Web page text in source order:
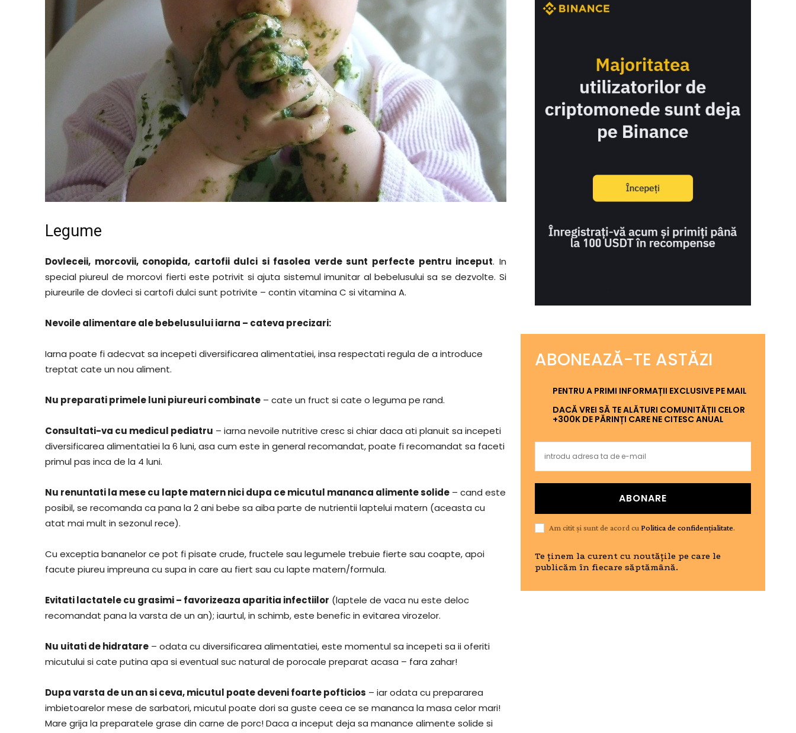
Legume
Dovleceii, morcovii, conopida, cartofii dulci si fasolea verde sunt perfecte pentru inceput. In
special piureul de morcovi fierti este potrivit si ajuta sistemul imunitar al bebelusului sa se dezvolte. Si
piureurile de dovleci si cartofi dulci sunt potrivite – contin vitamina C si vitamina A.
Nevoile alimentare ale bebelusului iarna – cateva precizari:
Iarna poate fi adecvat sa incepeti diversificarea alimentatiei, insa respectati regula de a introduce
treptat cate un nou aliment.
Nu preparati primele luni piureuri combinate – cate un fruct si cate o leguma pe rand.
Consultati-va cu medicul pediatru – iarna nevoile nutritive cresc si chiar daca ati planuit sa incepeti
diversificarea alimentatiei la 6 luni, asa cum este in general recomandat, poate fi recomandat sa faceti
primul pas inca de la 4 luni.
Nu renuntati la mese cu lapte matern nici dupa ce micutul mananca alimente solide – cand este
posibil, se recomanda ca pana la 2 ani bebe sa aiba parte de nutrientii laptelui matern (aceasta cu
atat mai mult in sezonul rece).
Cu exceptia bananelor ce pot fi pisate crude, fructele sau legumele trebuie fierte sau coapte, apoi
facute piureu impreuna cu supa in care au fiert sau cu lapte matern/formula.
Evitati lactatele cu grasimi – favorizeaza aparitia infectiilor (laptele de vaca nu este deloc
recomandat pana la varsta de un an); iaurtul, in schimb, este benefic in evitarea virozelor.
Nu uitati de hidratare – odata cu diversificarea alimentatiei, este momentul sa incepeti sa ii oferiti
micutului si cate putina apa si eventual suc natural de porocale preparat acasa – fara zahar!
Dupa varsta de un an si ceva, micutul poate deveni foarte pofticios – iar odata cu prepararea
imbietoarelor mese de sarbatori, micutul poate dori sa guste ceea ce se mananca la masa celor mari!
Mare grija la preparatele grase din carne de porc! Daca a inceput deja sa manance alimente solide si
ABONEAZĂ-TE ASTĂZI
PENTRU A PRIMI INFORMAȚII EXCLUSIVE PE MAIL
DACĂ VREI SĂ TE ALĂTURI COMUNITĂȚII CELOR
+300K DE PĂRINȚI CARE NE CITESC ANUAL
ABONARE
Am citit și sunt de acord cuPolitica de confidențialitate.
Te ținem la curent cu noutățile pe care le
publicăm în fiecare săptămână.